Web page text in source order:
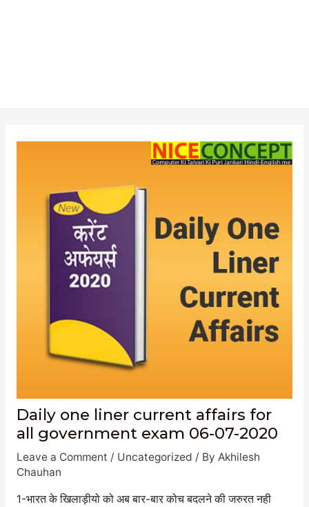
Daily one liner current affairs for
all government exam 06-07-2020
Leave a Comment / Uncategorized / By Akhilesh
Chauhan
1-भारत के खिलाड़ीयो को अब बार-बार कोच बदलने की जरुरत नही